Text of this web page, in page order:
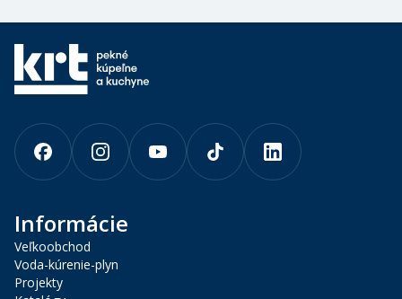
Informácie
Veľkoobchod
Voda-kúrenie-plyn
Projekty